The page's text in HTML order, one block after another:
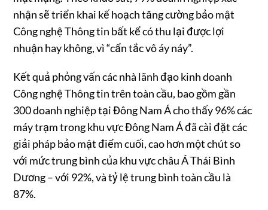
nhận sẽ triển khai kế hoạch tăng cường bảo mật
Công nghệ Thông tin bất kể có thu lại được lợi
nhuận hay không, vì “cẩn tắc vô áy náy”.
Kết quả phỏng vấn các nhà lãnh đạo kinh doanh
Công nghệ Thông tin trên toàn cầu, bao gồm gần
300 doanh nghiệp tại Đông Nam Á cho thấy 96% các
máy trạm trong khu vực Đông Nam Á đã cài đặt các
giải pháp bảo mật điểm cuối, cao hơn một chút so
với mức trung bình của khu vực châu Á Thái Bình
Dương – với 92%, và tỷ lệ trung bình toàn cầu là
87%.